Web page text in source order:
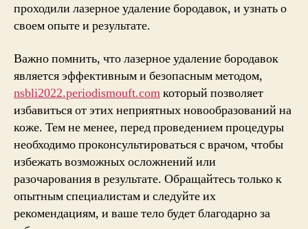
проходили лазерное удаление бородавок, и узнать о
своем опыте и результате.
Важно помнить, что лазерное удаление бородавок
является эффективным и безопасным методом,
nsbli2022.periodismouft.comкоторый позволяет
избавиться от этих неприятных новообразований на
коже. Тем не менее, перед проведением процедуры
необходимо проконсультироваться с врачом, чтобы
избежать возможных осложнений или
разочарования в результате. Обращайтесь только к
опытным специалистам и следуйте их
рекомендациям, и ваше тело будет благодарно за